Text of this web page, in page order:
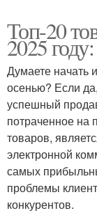
Топ-20
2025
Думаете начать
осенью? Если
успешный
потраченное на
товаров,
электронной
самых
проблемы
конкурентов.